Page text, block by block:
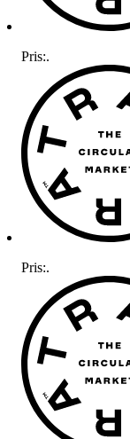
Pris:.
Pris:.